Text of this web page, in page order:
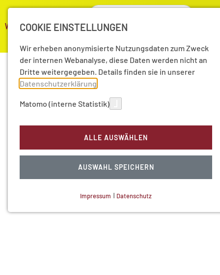
COOKIE EINSTELLUNGEN
Wir erheben anonymisierte Nutzungsdaten zum Zweck
der internen Webanalyse, diese Daten werden nicht an
Dritte weitergegeben. Details finden sie in unserer
Datenschutzerklärung
Matomo (interne Statistik)
ALLE AUSWÄHLEN
AUSWAHL SPEICHERN
Impressum | Datenschutz